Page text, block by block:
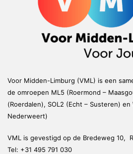
Voor Midden-Limburg (VML) is een
de omroepen ML5 (Roermond –
(Roerdalen), SOL2 (Echt – Susteren)
Nederweert)
VML is gevestigd op de Bredeweg 10,
Tel: +31 495 791 030